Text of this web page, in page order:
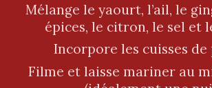
Mélange le yaourt, l’ail, le
épices, le citron, le sel et
Incorpore les cuisses de
Filme et laisse mariner au